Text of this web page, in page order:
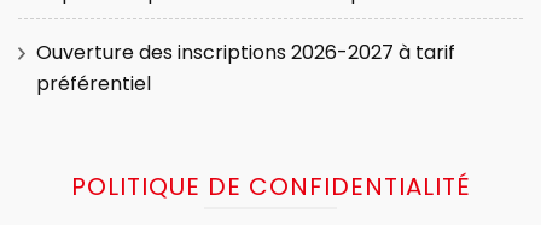
Ouverture des inscriptions 2026-2027 à tarif
préférentiel
POLITIQUE DE CONFIDENTIALITÉ